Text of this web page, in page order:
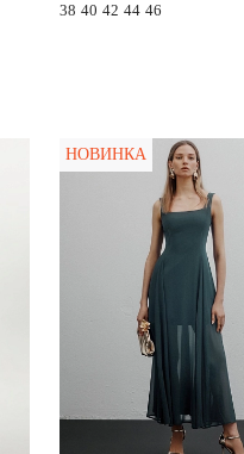
38 40 42 44 46
НОВИНКА